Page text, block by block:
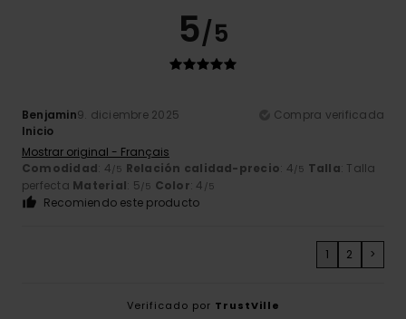
5/5
Benjamin9. diciembre 2025
Compra verificada
Inicio
Mostrar original - Français
Comodidad: 4/5 Relación calidad-precio: 4/5 Talla: Talla
perfecta Material: 5/5 Color: 4 /5
Recomiendo este producto
1 2 >
Verificado por TrustVille